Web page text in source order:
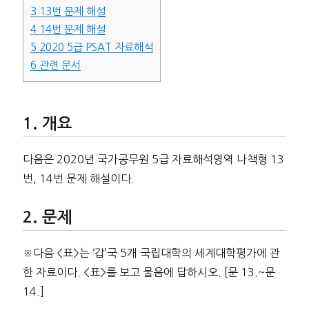
3 13번 문제 해설
414번 문제 해설
5 2020 5급 PSAT 자료해석
6 관련 문서
개요
다음은 2020년 국가공무원 5급 자료해석영역 나책형 13
번, 14번 문제 해설이다.
문제
※다음 <표>는 ‘갑’국 5개 국립대학의 세계대학평가에 관
한 자료이다. <표>를 보고 물음에 답하시오. [문 13.~문
14.]